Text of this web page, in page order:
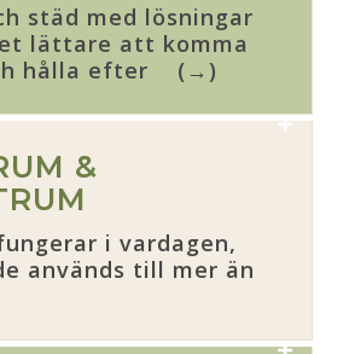
städ med lösningar
lättare att komma
hålla efter (→)
&
i vardagen,
används till mer än